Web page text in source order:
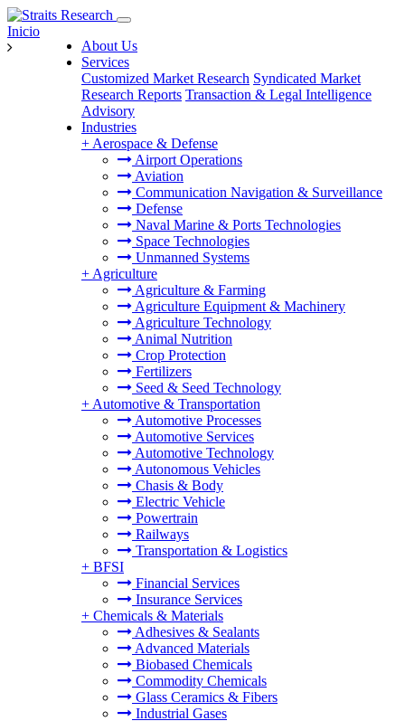
About Us
Services
Customized Market Research Syndicated Market
Research Reports Transaction & Legal Intelligence
Advisory
Industries
+ Aerospace & Defense
Airport Operations
Aviation
Communication Navigation & Surveillance
Defense
Naval Marine & Ports Technologies
Space Technologies
Unmanned Systems
+ Agriculture
Agriculture & Farming
Agriculture Equipment & Machinery
Agriculture Technology
Animal Nutrition
Crop Protection
Fertilizers
Seed & Seed Technology
+ Automotive & Transportation
Automotive Processes
Automotive Services
Automotive Technology
Autonomous Vehicles
Chasis & Body
Electric Vehicle
Powertrain
Railways
Transportation & Logistics
+ BFSI
Financial Services
Insurance Services
+ Chemicals & Materials
Adhesives & Sealants
Advanced Materials
Biobased Chemicals
Commodity Chemicals
Glass Ceramics & Fibers
Industrial Gases
Inicio